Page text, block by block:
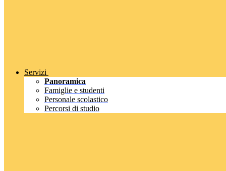
Servizi
Panoramica
Famiglie e studenti
Personale scolastico
Percorsi di studio